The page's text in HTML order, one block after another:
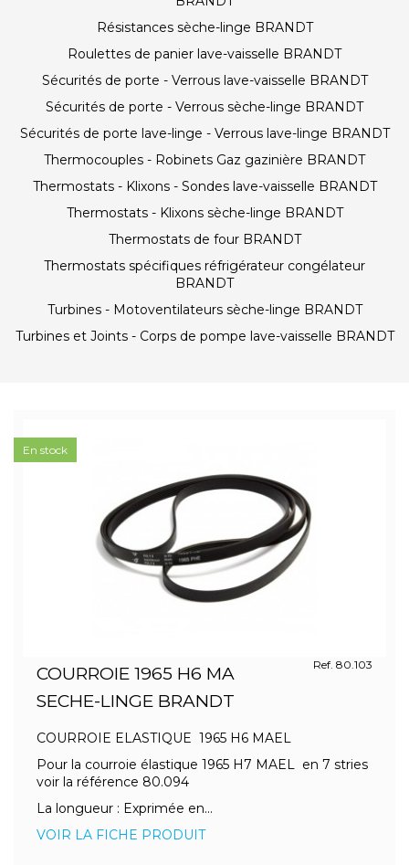
Résistances sèche-linge BRANDT
Roulettes de panier lave-vaisselle BRANDT
Sécurités de porte - Verrous lave-vaisselle BRANDT
Sécurités de porte - Verrous sèche-linge BRANDT
Sécurités de porte lave-linge - Verrous lave-linge BRANDT
Thermocouples - Robinets Gaz gazinière BRANDT
Thermostats - Klixons - Sondes lave-vaisselle BRANDT
Thermostats - Klixons sèche-linge BRANDT
Thermostats de four BRANDT
Thermostats spécifiques réfrigérateur congélateur
BRANDT
Turbines - Motoventilateurs sèche-linge BRANDT
Turbines et Joints - Corps de pompe lave-vaisselle BRANDT
COURROIE 1965 H6 MA
SECHE-LINGE BRANDT
Ref. 80.103
COURROIE ELASTIQUE 1965 H6 MAEL
Pour la courroie élastique 1965 H7 MAEL en 7 stries
voir la référence 80.094
La longueur : Exprimée en...
VOIR LA FICHE PRODUIT
En stock